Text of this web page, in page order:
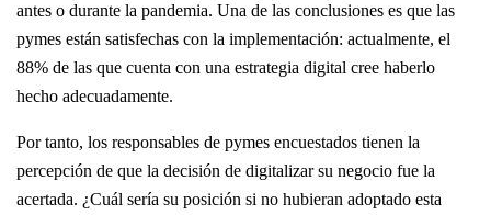
antes o durante la pandemia. Una de las conclusiones es que las
pymes están satisfechas con la implementación: actualmente, el
88% de las que cuenta con una estrategia digital cree haberlo
hecho adecuadamente.
Por tanto, los responsables de pymes encuestados tienen la
percepción de que la decisión de digitalizar su negocio fue la
acertada. ¿Cuál sería su posición si no hubieran adoptado esta